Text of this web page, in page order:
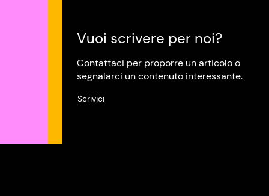
Vuoi scrivere per noi?
Contattaci per proporre un articolo o
segnalarci un contenuto interessante.
Scrivici